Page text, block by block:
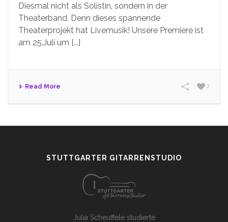
Diesmal nicht als Solistin, sondern in der
Theaterband. Denn dieses spannende
Theaterprojekt hat Livemusik! Unsere Premiere ist
am 25.Juli um [...]
Read More 2
STUTTGARTER GITARRENSTUDIO
Julia Scheuffele studierte